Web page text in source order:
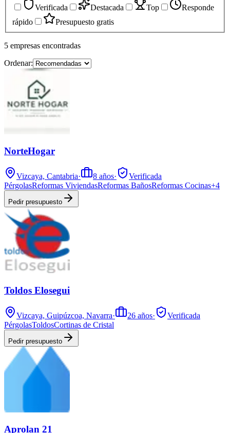
Verificada
Destacada Top
Responde
rápido
Presupuesto gratis
5 empresas encontradas
Ordenar:
NorteHogar
Vizcaya, Cantabria· 8 años·
Verificada
PérgolasReformas ViviendasReformas BañosReformas Cocinas+4
Pedir presupuesto
Toldos Elosegui
Vizcaya, Guipúzcoa, Navarra· 26 años·
Verificada
PérgolasToldosCortinas de Cristal
Pedir presupuesto
Aprolan 21